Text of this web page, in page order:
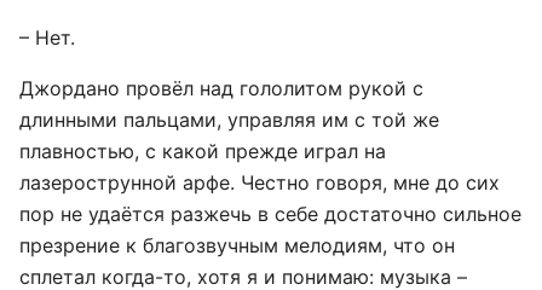
– Нет.
Джордано провёл над гололитом рукой с
длинными пальцами, управляя им с той же
плавностью, с какой прежде играл на
лазерострунной арфе. Честно говоря, мне до сих
пор не удаётся разжечь в себе достаточно сильное
презрение к благозвучным мелодиям, что он
сплетал когда-то, хотя я и понимаю: музыка –